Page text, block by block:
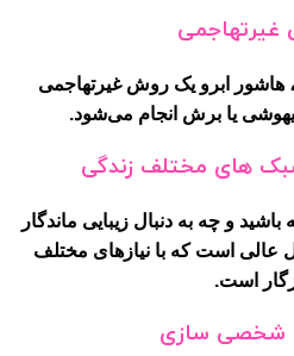
هاشور ابرو یک روش غیرتهاجمی
یا برش انجام می‌شود.
های مختلف زندگی
و چه به دنبال زیبایی ماندگار
عالی است که با نیازهای مختلف
است.
شخصی سازی